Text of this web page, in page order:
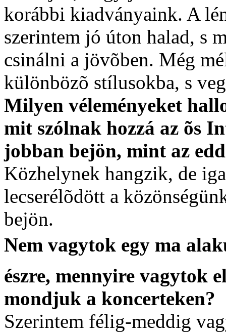
korábbi kiadványaink. A
szerintem jó úton halad, s
csinálni a jövõben. Még
különbözõ stílusokba, s
Milyen véleményeket
mit szólnak hozzá az õs
jobban bejön, mint az
Közhelynek hangzik, de
lecserélõdött a
bejön.
Nem vagytok egy ma
észre, mennyire vagytok
mondjuk a koncerteken?
Szerintem félig-meddig